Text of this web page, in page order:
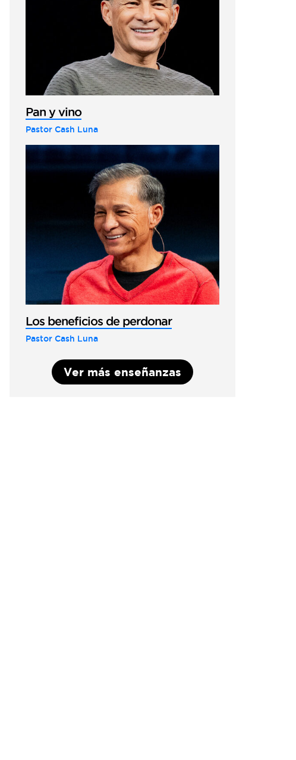
Pan y vino
Pastor Cash Luna
Los beneficios de perdonar
Pastor Cash Luna
Ver más enseñanzas